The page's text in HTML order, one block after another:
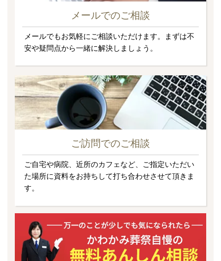
メールでのご相談
メールでもお気軽にご相談いただけます。まずは不
安や疑問点から一緒に解決しましょう。
ご訪問でのご相談
ご自宅や病院、近所のカフェなど、ご指定いただい
た場所に資料をお持ちして打ち合わせさせて頂きま
す。